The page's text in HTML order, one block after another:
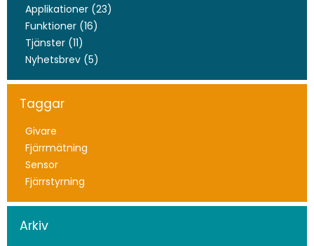
Applikationer (23)
Funktioner (16)
Tjänster (11)
Nyhetsbrev (5)
Taggar
Givare
Fjärrmätning
Sensor
Fjärrstyrning
Arkiv